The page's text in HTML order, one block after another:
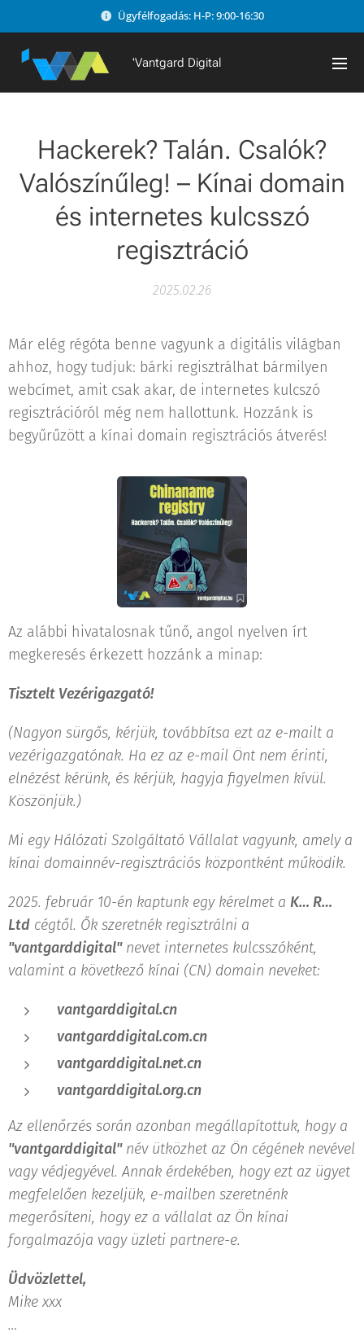
Ügyfélfogadás: H-P: 9:00-16:30
'Vantgard Digital
Hackerek? Talán. Csalók?
Valószínűleg! – Kínai domain
és internetes kulcsszó
regisztráció
2025.02.26
Már elég régóta benne vagyunk a digitális világban
ahhoz, hogy tudjuk: bárki regisztrálhat bármilyen
webcímet, amit csak akar, de internetes kulcszó
regisztrációról még nem hallottunk. Hozzánk is
begyűrűzött a kínai domain regisztrációs átverés!
Az alábbi hivatalosnak tűnő, angol nyelven írt
megkeresés érkezett hozzánk a minap:
Tisztelt Vezérigazgató!
(Nagyon sürgős, kérjük, továbbítsa ezt az e-mailt a
vezérigazgatónak. Ha ez az e-mail Önt nem érinti,
elnézést kérünk, és kérjük, hagyja figyelmen kívül.
Köszönjük.)
Mi egy Hálózati Szolgáltató Vállalat vagyunk, amely a
kínai domainnév-regisztrációs központként működik.
2025. február 10-én kaptunk egy kérelmet a K… R…
Ltd cégtől. Ők szeretnék regisztrálni a
"vantgarddigital"nevet internetes kulcsszóként,
valamint a következő kínai (CN) domain neveket:
vantgarddigital.cn
vantgarddigital.com.cn
vantgarddigital.net.cn
vantgarddigital.org.cn
Az ellenőrzés során azonban megállapítottuk, hogy a
"vantgarddigital"név ütközhet az Ön cégének nevével
vagy védjegyével. Annak érdekében, hogy ezt az ügyet
megfelelően kezeljük, e-mailben szeretnénk
megerősíteni, hogy ez a vállalat az Ön kínai
forgalmazója vagy üzleti partnere-e.
Üdvözlettel,
Mike xxx
…